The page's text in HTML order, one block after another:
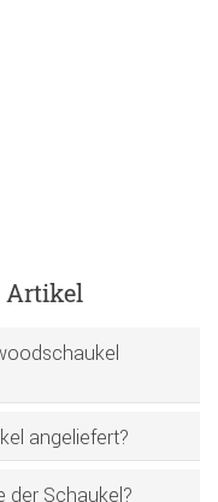
Artikel
angeliefert?
der Schaukel?